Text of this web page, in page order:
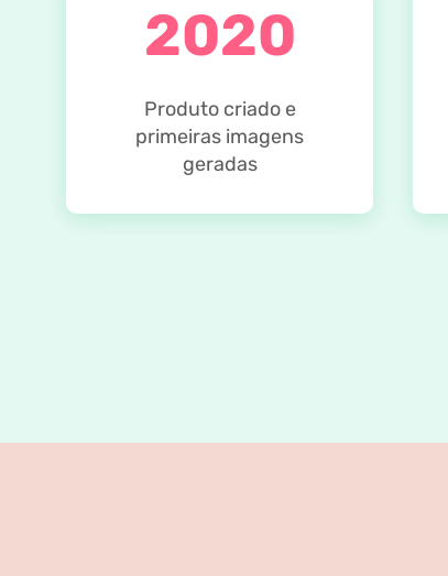
2020
Produto criado e
primeiras imagens
geradas